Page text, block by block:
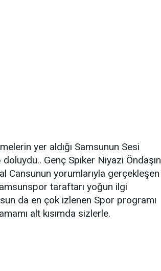
yer aldığı Samsunun Sesi
Genç Spiker Niyazi Öndaşın
Cansunun yorumlarıyla gerçekleşen
taraftarı yoğun ilgi
da en çok izlenen Spor programı
alt kısımda sizlerle.